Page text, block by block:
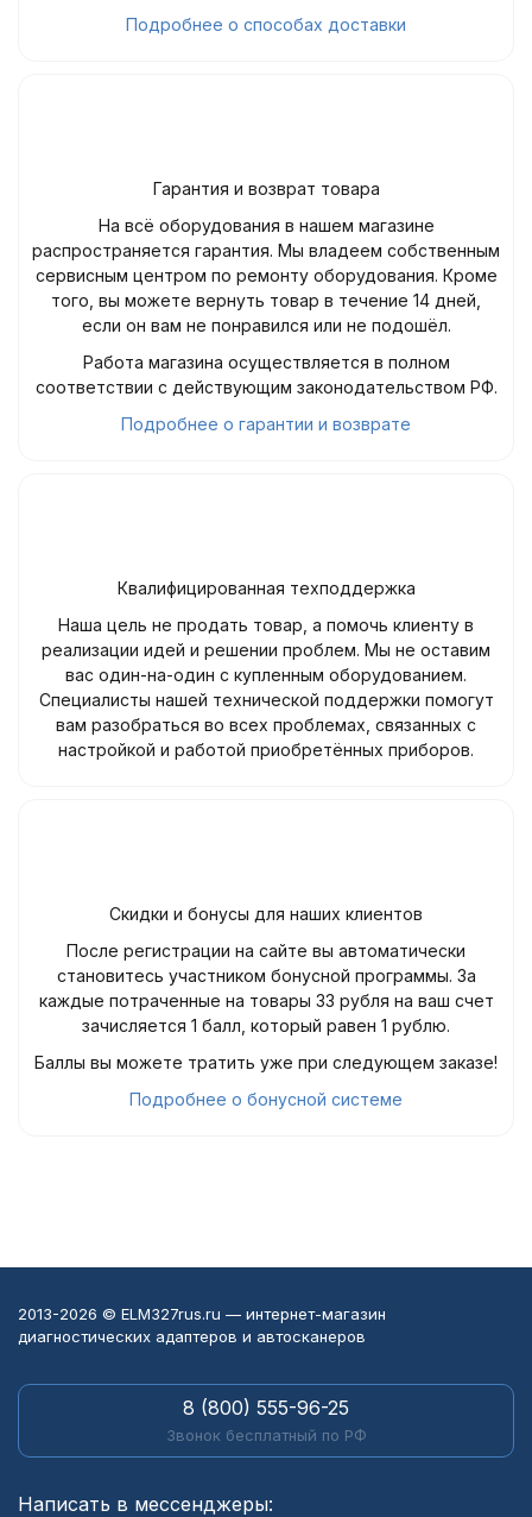
Подробнее о способах доставки
Гарантия и возврат товара
На всё оборудования в нашем магазине
распространяется гарантия. Мы владеем собственным
сервисным центром по ремонту оборудования. Кроме
того, вы можете вернуть товар в течение 14 дней,
если он вам не понравился или не подошёл.
Работа магазина осуществляется в полном
соответствии с действующим законодательством РФ.
Подробнее о гарантии и возврате
Квалифицированная техподдержка
Наша цель не продать товар, а помочь клиенту в
реализации идей и решении проблем. Мы не оставим
вас один-на-один с купленным оборудованием.
Специалисты нашей технической поддержки помогут
вам разобраться во всех проблемах, связанных с
настройкой и работой приобретённых приборов.
Скидки и бонусы для наших клиентов
После регистрации на сайте вы автоматически
становитесь участником бонусной программы. За
каждые потраченные на товары 33 рубля на ваш счет
зачисляется 1 балл, который равен 1 рублю.
Баллы вы можете тратить уже при следующем заказе!
Подробнее о бонусной системе
2013-2026 © ELM327rus.ru — интернет-магазин
диагностических адаптеров и автосканеров
8 (800) 555-96-25
Звонок бесплатный по РФ
Написать в мессенджеры: